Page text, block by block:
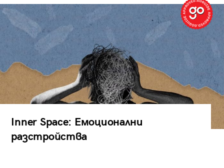
Inner Space: Емоционални
разстройства